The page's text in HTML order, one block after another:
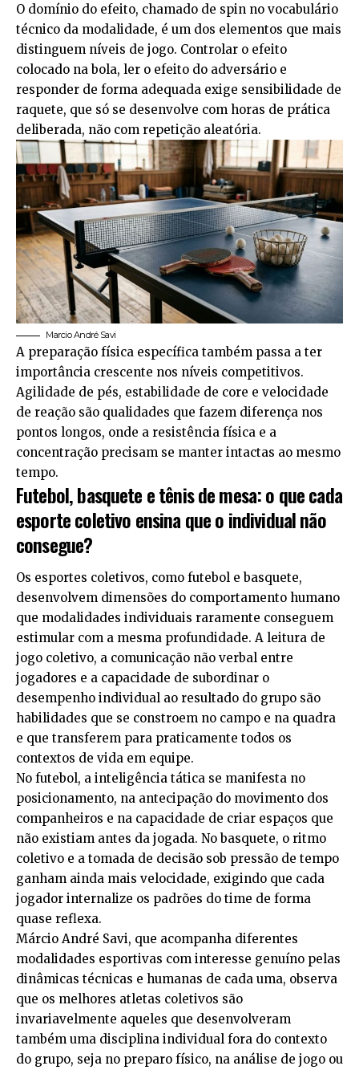
O domínio do efeito, chamado de spin no vocabulário
técnico da modalidade, é um dos elementos que mais
distinguem níveis de jogo. Controlar o efeito
colocado na bola, ler o efeito do adversário e
responder de forma adequada exige sensibilidade de
raquete, que só se desenvolve com horas de prática
deliberada, não com repetição aleatória.
Marcio André Savi
A preparação física específica também passa a ter
importância crescente nos níveis competitivos.
Agilidade de pés, estabilidade de core e velocidade
de reação são qualidades que fazem diferença nos
pontos longos, onde a resistência física e a
concentração precisam se manter intactas ao mesmo
tempo.
Futebol, basquete e tênis de mesa: o que cada
esporte coletivo ensina que o individual não
consegue?
Os esportes coletivos, como futebol e basquete,
desenvolvem dimensões do comportamento humano
que modalidades individuais raramente conseguem
estimular com a mesma profundidade. A leitura de
jogo coletivo, a comunicação não verbal entre
jogadores e a capacidade de subordinar o
desempenho individual ao resultado do grupo são
habilidades que se constroem no campo e na quadra
e que transferem para praticamente todos os
contextos de vida em equipe.
No futebol, a inteligência tática se manifesta no
posicionamento, na antecipação do movimento dos
companheiros e na capacidade de criar espaços que
não existiam antes da jogada. No basquete, o ritmo
coletivo e a tomada de decisão sob pressão de tempo
ganham ainda mais velocidade, exigindo que cada
jogador internalize os padrões do time de forma
quase reflexa.
Márcio André Savi, que acompanha diferentes
modalidades esportivas com interesse genuíno pelas
dinâmicas técnicas e humanas de cada uma, observa
que os melhores atletas coletivos são
invariavelmente aqueles que desenvolveram
também uma disciplina individual fora do contexto
do grupo, seja no preparo físico, na análise de jogo ou